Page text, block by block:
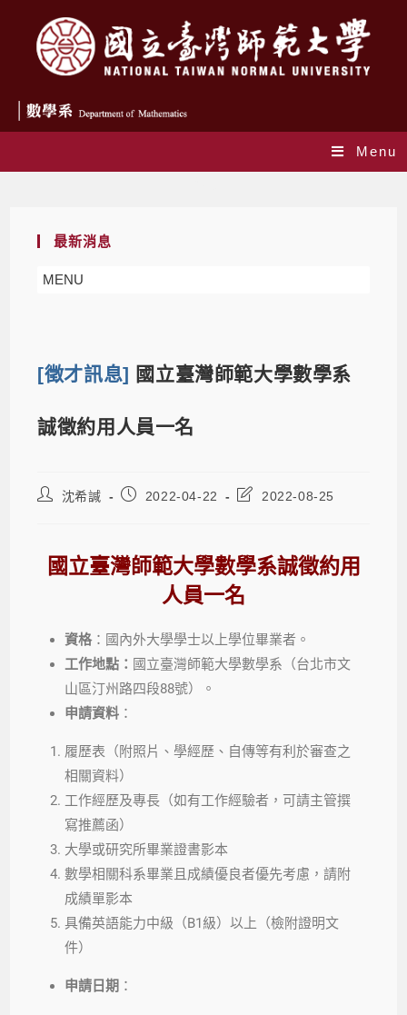
Menu
最新消息
MENU
[徵才訊息] 國立臺灣師範大學數學系
誠徵約用人員一名
沈希諴 2022-04-22 2022-08-25
國立臺灣師範大學數學系誠徵約用
人員一名
資格：國內外大學學士以上學位畢業者。
工作地點： 國立臺灣師範大學數學系（台北市文
山區汀州路四段88號）。
申請資料 ：
履歷表（附照片、學經歷、自傳等有利於審查之
相關資料）
工作經歷及專長（如有工作經驗者，可請主管撰
寫推薦函）
大學或研究所畢業證書影本
數學相關科系畢業且成績優良者優先考慮，請附
成績單影本
具備英語能力中級（B1級）以上（檢附證明文
件）
申請日期 ：